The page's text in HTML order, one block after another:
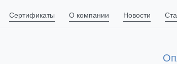
Сертификаты О компании Новости